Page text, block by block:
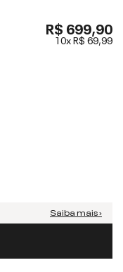
R$ 699,90
10xR$ 69,99
Saiba mais ›